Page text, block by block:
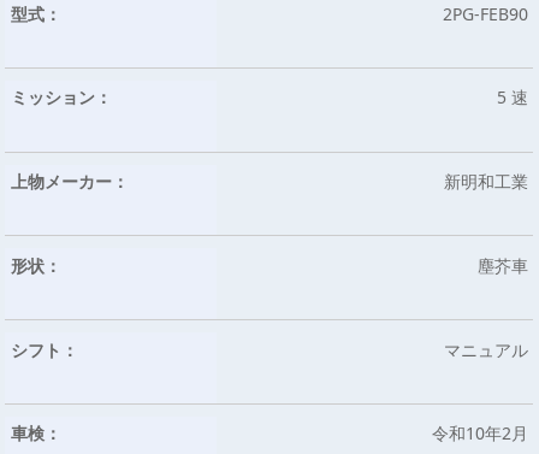
型式： 2PG-FEB90
ミッション： 5 速
上物メーカー： 新明和工業
形状： 塵芥車
シフト： マニュアル
車検： 令和10年2月